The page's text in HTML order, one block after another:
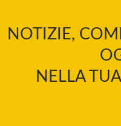
NOTIZIE,
NELLA